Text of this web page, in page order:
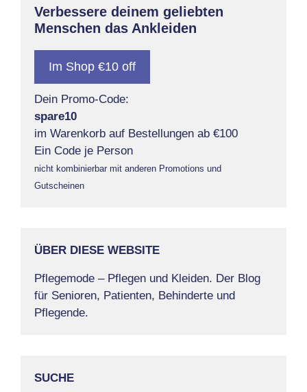
Verbessere deinem geliebten
Menschen das Ankleiden
Im Shop €10 off
Dein Promo-Code:
spare10
im Warenkorb auf Bestellungen ab €100
Ein Code je Person
nicht kombinierbar mit anderen Promotions und
Gutscheinen
ÜBER DIESE WEBSITE
Pflegemode – Pflegen und Kleiden. Der Blog
für Senioren, Patienten, Behinderte und
Pflegende.
SUCHE